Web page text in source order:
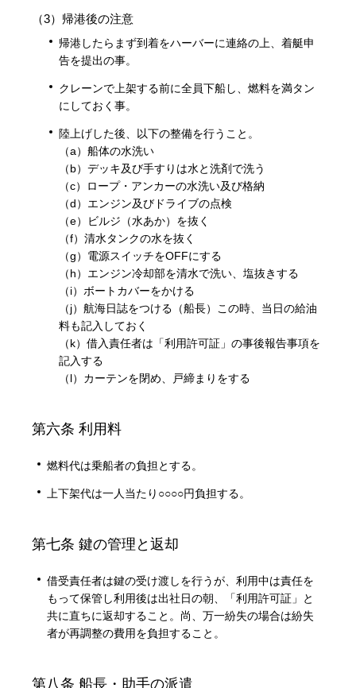
（3）帰港後の注意
帰港したらまず到着をハーバーに連絡の上、着艇申
告を提出の事。
クレーンで上架する前に全員下船し、燃料を満タン
にしておく事。
陸上げした後、以下の整備を行うこと。
（a）船体の水洗い
（b）デッキ及び手すりは水と洗剤で洗う
（c）ロープ・アンカーの水洗い及び格納
（d）エンジン及びドライブの点検
（e）ビルジ（水あか）を抜く
（f）清水タンクの水を抜く
（g）電源スイッチをOFFにする
（h）エンジン冷却部を清水で洗い、塩抜きする
（i）ボートカバーをかける
（j）航海日誌をつける（船長）この時、当日の給油
料も記入しておく
（k）借入責任者は「利用許可証」の事後報告事項を
記入する
（l）カーテンを閉め、戸締まりをする
第六条 利用料
燃料代は乗船者の負担とする。
上下架代は一人当たり○○○○円負担する。
第七条 鍵の管理と返却
借受責任者は鍵の受け渡しを行うが、利用中は責任を
もって保管し利用後は出社日の朝、「利用許可証」と
共に直ちに返却すること。尚、万一紛失の場合は紛失
者が再調整の費用を負担すること。
第八条 船長・助手の派遣